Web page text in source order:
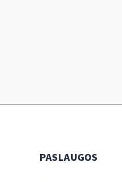
PASLAUGOS